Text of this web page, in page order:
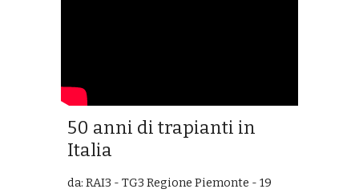
50 anni di trapianti in
Italia
da: RAI3 - TG3 Regione Piemonte - 19